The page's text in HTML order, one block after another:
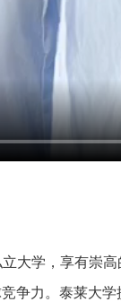
大学，享有崇
争力。泰莱大